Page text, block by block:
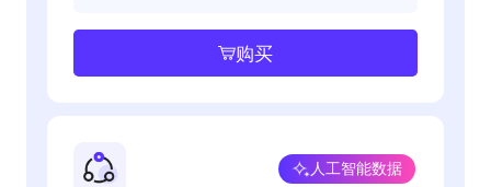
购买
人工智能数据